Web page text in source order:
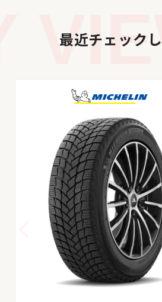
最近チェック